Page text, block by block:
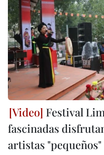
Festival
fascinadas
artistas "pequeños"